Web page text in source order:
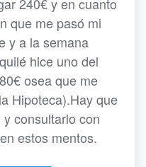
240€ y en cuanto
que me pasó mi
y a la semana
hice uno del
osea que me
Hipoteca).Hay que
consultarlo con
estos mentos.